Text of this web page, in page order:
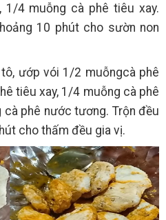
4 muỗng cà phê tiêu xay.
10 phút cho sườn non
ướp vói 1/2 muỗngcà phê
tiêu xay, 1/4 muỗng cà phê
cà phê nước tương. Trộn đều
cho thấm đều gia vị.